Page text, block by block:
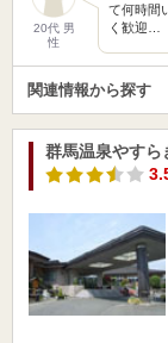
20代 男
性
て何時間
く歓迎…
関連情報から探す
群馬温泉やすら